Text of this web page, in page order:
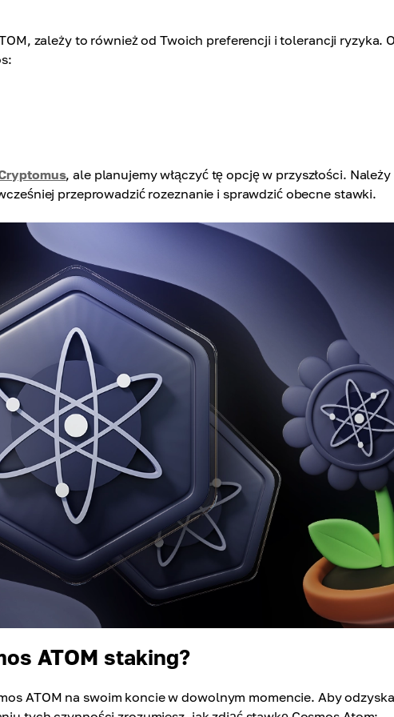
zależy to również od Twoich preferencji i tolerancji ryzyka.
, ale planujemy włączyć tę opcję w przyszłości. Należy
przeprowadzić rozeznanie i sprawdzić obecne stawki.
ATOM staking?
ATOM na swoim koncie w dowolnym momencie. Aby